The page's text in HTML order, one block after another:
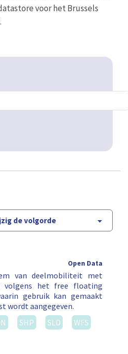
voor het Brussels
de volgorde
Open Data
van deelmobiliteit met
volgens het free floating
gebruik kan gemaakt
wordt aangegeven.
SHP SLD
WFS